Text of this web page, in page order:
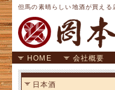
但馬の素晴らしい地酒が買える
HOME 会社概要
日本酒